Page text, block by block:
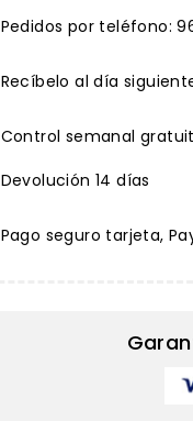
Pedidos por teléfono:
Recíbelo al día
Control semanal
Devolución 14 días
Pago seguro tarjeta,